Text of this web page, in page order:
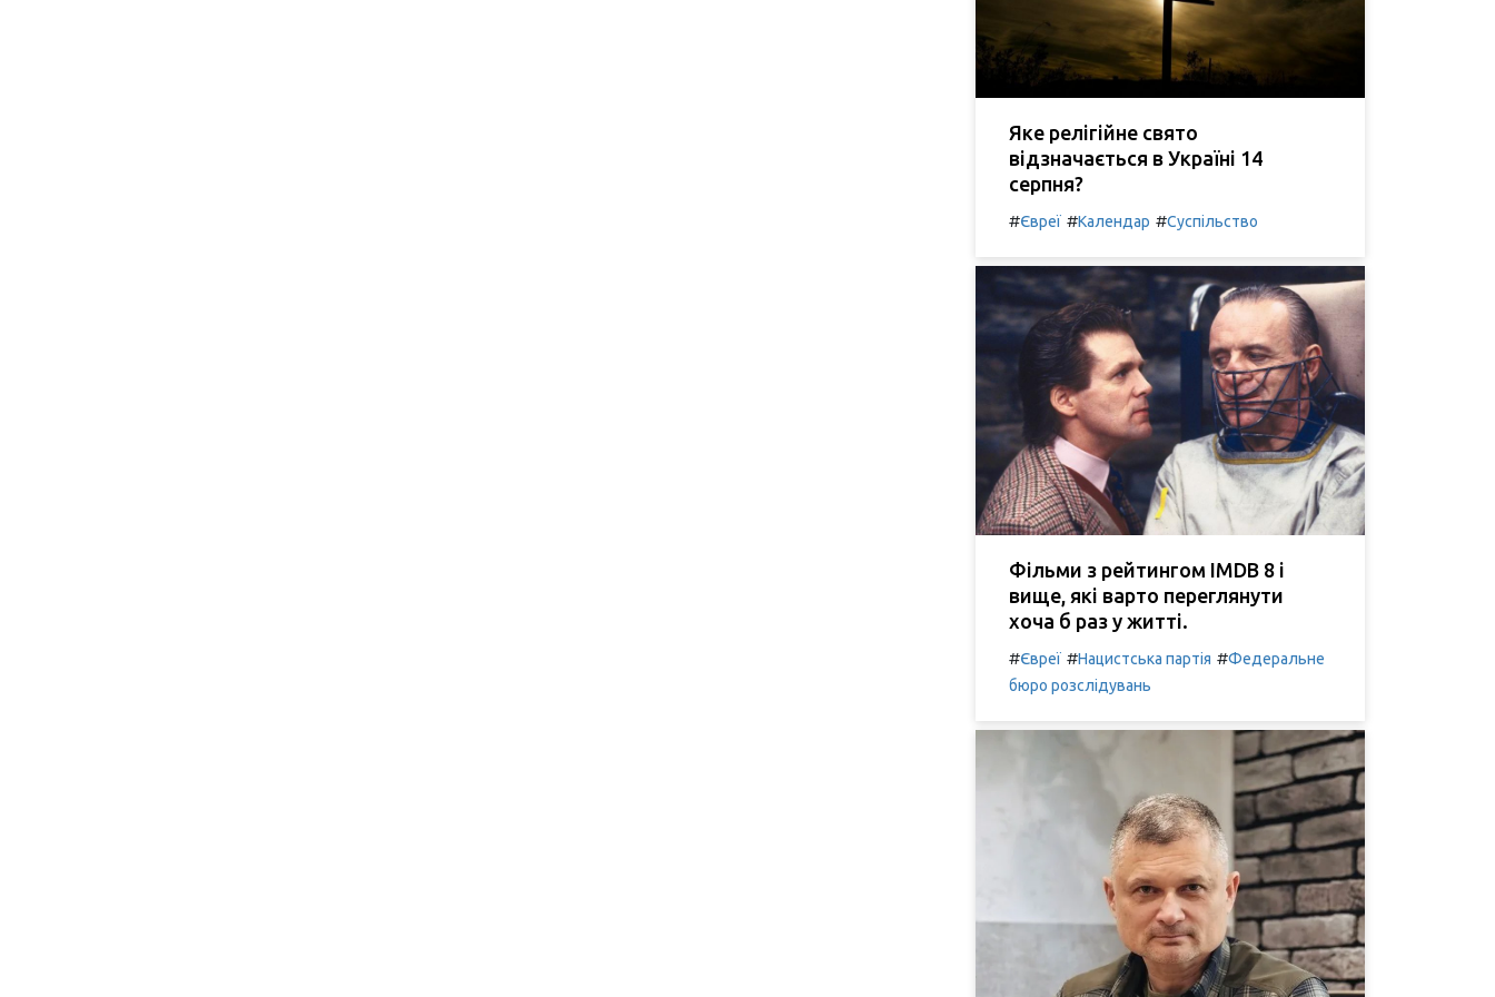
Яке релігійне свято
відзначається в Україні 14
серпня?
#Євреї #Календар #Суспільство
Фільми з рейтингом IMDB 8 і
вище, які варто переглянути
хоча б раз у житті.
#Євреї #Нацистська партія #Федеральне
бюро розслідувань